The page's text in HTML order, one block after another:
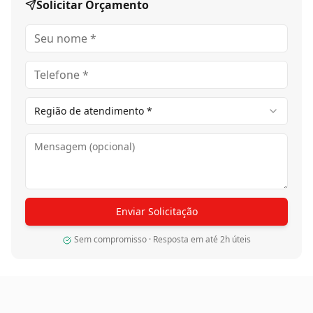
O Piso Pronto de Madeira Maciça Jatobá possui
encaixe macho e fêmea nas quatro laterais (TG4),
proporcionando melhor alinhamento, estabilidade e
acabamento refinado durante a instalação.
Seu acabamento industrializado premium conta com 9
camadas de proteção, sendo 7 camadas de verniz de
alta resistência e 2 camadas de óxido de alumínio,
oferecendo elevada durabilidade, excelente resistência
madeira.
O sistema pronto para instalação proporciona
praticidade, acabamento uniforme e excelente
desempenho para ambientes residenciais e comerciais
Solicitar Orçamento
Região de atendimento *
Enviar Solicitação
Sem compromisso · Resposta em até 2h úteis